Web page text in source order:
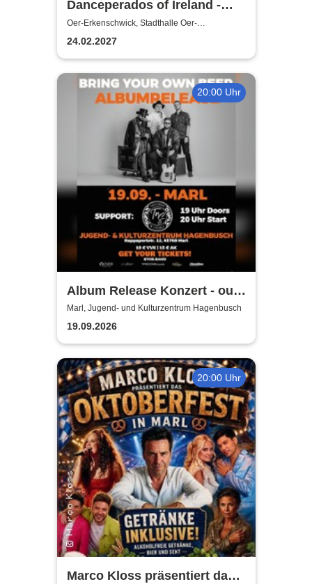
Danceperados of Ireland -
Life, love and lore of the Irish
Travellers Tour
Oer-Erkenschwick, Stadthalle Oer-
Erkenschwick
24.02.2027
20:00 Uhr
Album Release Konzert - out
of style
Marl, Jugend- und Kulturzentrum Hagenbusch
19.09.2026
20:00 Uhr
Marco Kloss präsentiert das